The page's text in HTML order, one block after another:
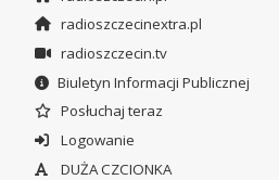
radioszczecinextra.pl
radioszczecin.tv
Biuletyn Informacji Publicznej
Posłuchaj teraz
Logowanie
DUŻA CZCIONKA